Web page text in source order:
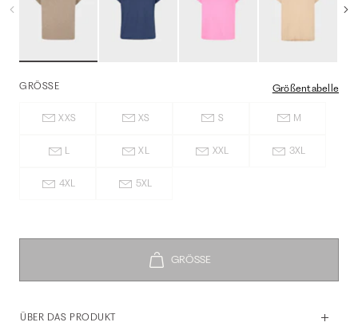
GRÖSSE Größentabelle
XXS XS S M
L XL XXL 3XL
4XL 5XL
ÜBER DAS PRODUKT